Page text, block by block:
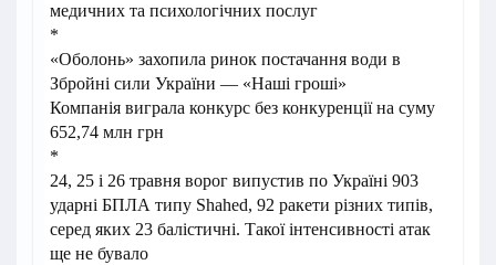
медичних та психологічних послуг
*
«Оболонь» захопила ринок постачання води в
Збройні сили України — «Наші гроші»
Компанія виграла конкурс без конкуренції на суму
652,74 млн грн
*
24, 25 і 26 травня ворог випустив по Україні 903
ударні БПЛА типу Shahed, 92 ракети різних типів,
серед яких 23 балістичні. Такої інтенсивності атак
ще не бувало